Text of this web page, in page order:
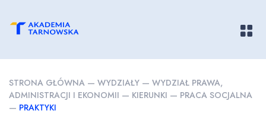
STRONA GŁÓWNA — WYDZIAŁY — WYDZIAŁ PRAWA,
ADMINISTRACJI I EKONOMII — KIERUNKI — PRACA SOCJALNA
— PRAKTYKI